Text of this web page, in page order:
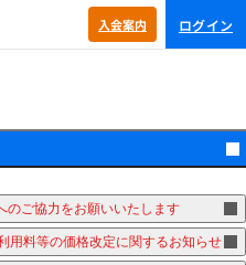
入会案内 ログイン
のご協力をお願いいたします
用料等の価格改定に関するお知らせ